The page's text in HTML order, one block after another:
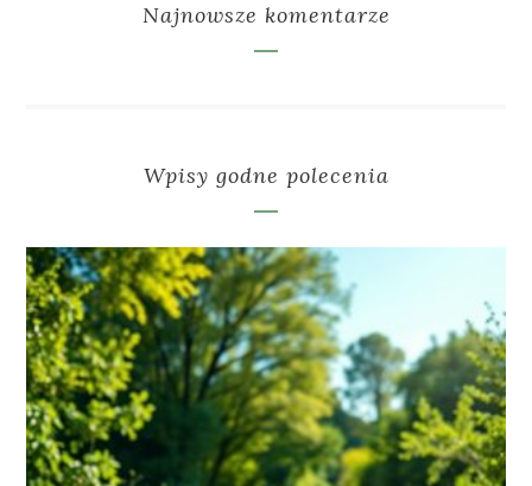
Najnowsze komentarze
Wpisy godne polecenia